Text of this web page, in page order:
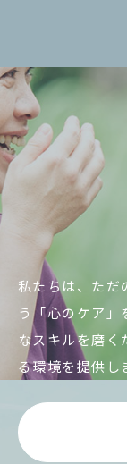
私たちは、た
う「心のケア
なスキルを磨
る環境を提供し